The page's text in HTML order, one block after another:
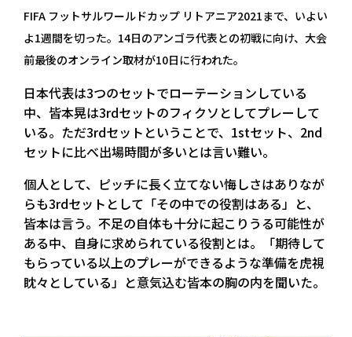
FIFA フットサルワールドカップ リトアニア2021まで、いよい
よ1週間を切った。14日のアンゴラ代表との初戦に向け、大会
前最後のオンライン取材が10日に行われた。
日本代表は3つのセットでローテーションしている
中、皆本晃は3rdセットのフィクソとしてプレーして
いる。ただ3rdセットということで、1stセット、2nd
セットに比べ出場時間が多いとは言い難い。
個人として、ピッチに長く立てない悔しさはありなが
らも3rdセットとして「その中での役割はある」と、
皆本は言う。不足の自体も十分に起こりうる可能性が
ある中、自身に求められている役割とは。「期待して
もらっている以上のプレーができるような準備を虎視
眈々としている」と意気込む皆本の胸の内を聞いた。